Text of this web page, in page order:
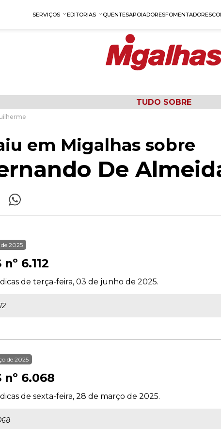
SERVIÇOS EDITORIAS QUENTESAPOIADORESFOMENTADORES
TUDO SOBRE
em Migalhas sobre
De
2025
6.112
de terça-feira, 03 de junho de 2025.
de 2025
nº 6.068
de sexta-feira, 28 de março de 2025.